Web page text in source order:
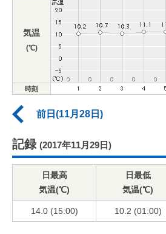
気温
(℃)
時刻
前日(11月28日)
記録 (2017年11月29日)
日最高
気温(℃)
日最低
気温(℃)
14.0 (15:00) 10.2 (01:00)